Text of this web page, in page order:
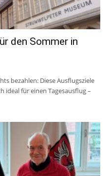
den Sommer in
bezahlen: Diese Ausflugsziele
ideal für einen Tagesausflug –